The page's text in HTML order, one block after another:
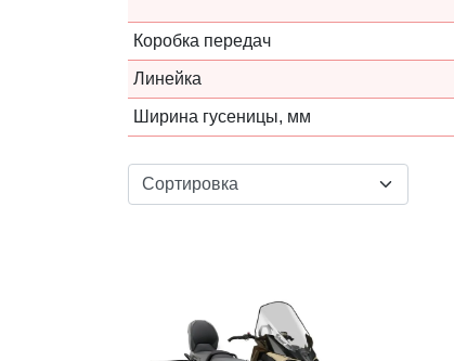
Коробка передач
Линейка
Ширина гусеницы, мм